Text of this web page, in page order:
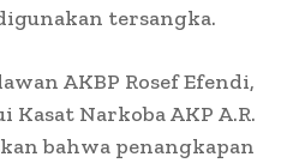
tersangka.
AKBP Rosef Efendi,
Kasat Narkoba AKP A.R.
bahwa penangkapan